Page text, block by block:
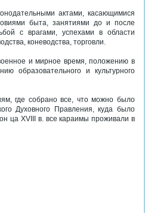
актами, касающимися
быта, занятиями до и после
с врагами, успехами в области
коневодства, торговли.
и мирное время, положению в
образовательного и культурного
где собрано все, что можно было
Духовного Правления, куда было
ца XVIII в. все караимы проживали в